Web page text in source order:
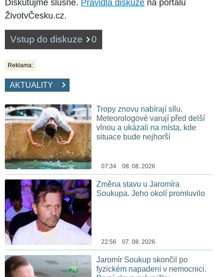
Diskutujme slušně. Pravidla diskuze na portálu
ŽivotvČesku.cz.
Vstup do diskuze 0
Reklama:
AKTUALITY
Tropy znovu nabírají sílu.
Meteorologové varují před delší
vlnou a ukázali na místa, kde
situace bude nejhorší
07:34 08. 08. 2026
Změna stavu u Jaromíra
Soukupa. Jeho okolí promluvilo
22:56 07. 08. 2026
Jaromír Soukup skončil po
fyzickém napadení v nemocnici.